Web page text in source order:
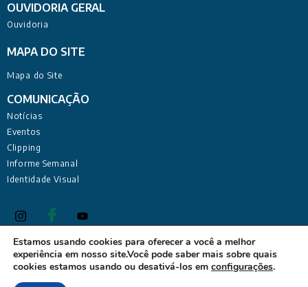
OUVIDORIA GERAL
Ouvidoria
MAPA DO SITE
Mapa do Site
COMUNICAÇÃO
Notícias
Eventos
Clipping
Informe Semanal
Identidade Visual
Defensoria Pública do Estado da Paraíba Sede Administrativa:
Rua Deputado Barreto Sobrinho, 168 - Tambiá, João Pessoa -
Estamos usando cookies para oferecer a você a melhor
experiência em nosso site.Você pode saber mais sobre quais
cookies estamos usando ou desativá-los em configurações.